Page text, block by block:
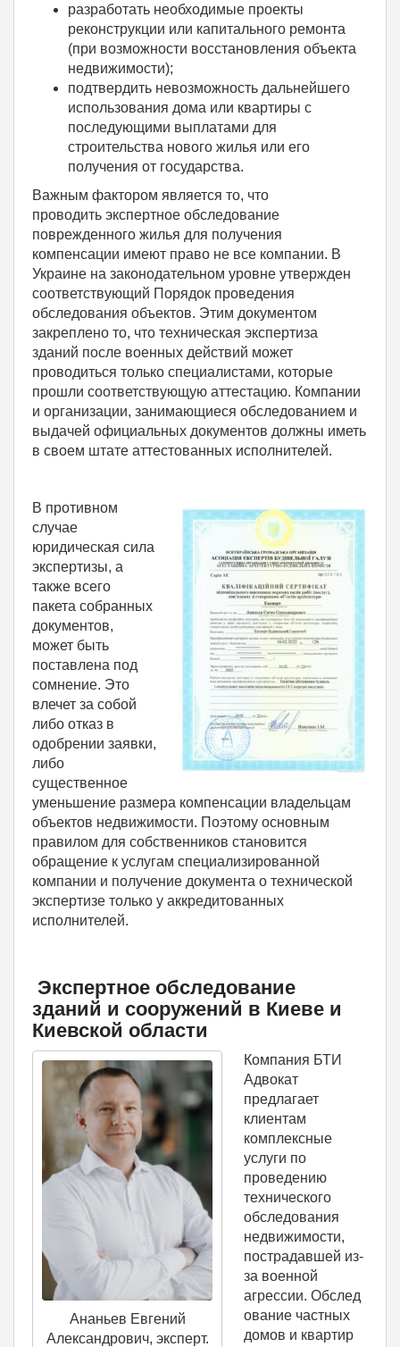
разработать необходимые проекты
реконструкции или капитального ремонта
(при возможности восстановления объекта
недвижимости);
подтвердить невозможность дальнейшего
использования дома или квартиры с
последующими выплатами для
строительства нового жилья или его
получения от государства.
Важным фактором является то, что
проводить экспертное обследование
поврежденного жилья для получения
компенсации имеют право не все компании. В
Украине на законодательном уровне утвержден
соответствующий Порядок проведения
обследования объектов. Этим документом
закреплено то, что техническая экспертиза
зданий после военных действий может
проводиться только специалистами, которые
прошли соответствующую аттестацию. Компании
и организации, занимающиеся обследованием и
выдачей официальных документов должны иметь
в своем штате аттестованных исполнителей.
В противном
случае
юридическая сила
экспертизы, а
также всего
пакета собранных
документов,
может быть
поставлена под
сомнение. Это
влечет за собой
либо отказ в
одобрении заявки,
либо
существенное
уменьшение размера компенсации владельцам
объектов недвижимости. Поэтому основным
правилом для собственников становится
обращение к услугам специализированной
компании и получение документа о технической
экспертизе только у аккредитованных
исполнителей.
Экспертное обследование
зданий и сооружений в Киеве и
Киевской области
Ананьев Евгений
Александрович, эксперт.
Компания БТИ
Адвокат
предлагает
клиентам
комплексные
услуги по
проведению
технического
обследования
недвижимости,
пострадавшей из-
за военной
агрессии. Обслед
ование частных
домов и квартир